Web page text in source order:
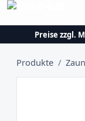
Preise zzgl.
Produkte /